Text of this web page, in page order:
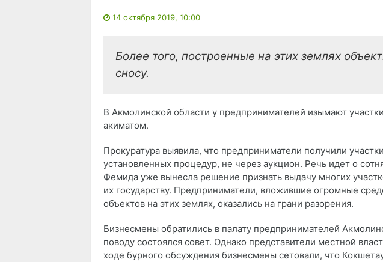
14 октября 2019, 10:00
Более того, построенные на этих землях
сносу.
В Акмолинской области у предпринимателей изымают
акиматом.
Прокуратура выявила, что предприниматели получили
установленных процедур, не через аукцион. Речь идет о
Фемида уже вынесла решение признать выдачу многих
их государству. Предприниматели, вложившие огромные
объектов на этих землях, оказались на грани разорения.
Бизнесмены обратились в палату предпринимателей
поводу состоялся совет. Однако представители местной
ходе бурного обсуждения бизнесмены сетовали, что